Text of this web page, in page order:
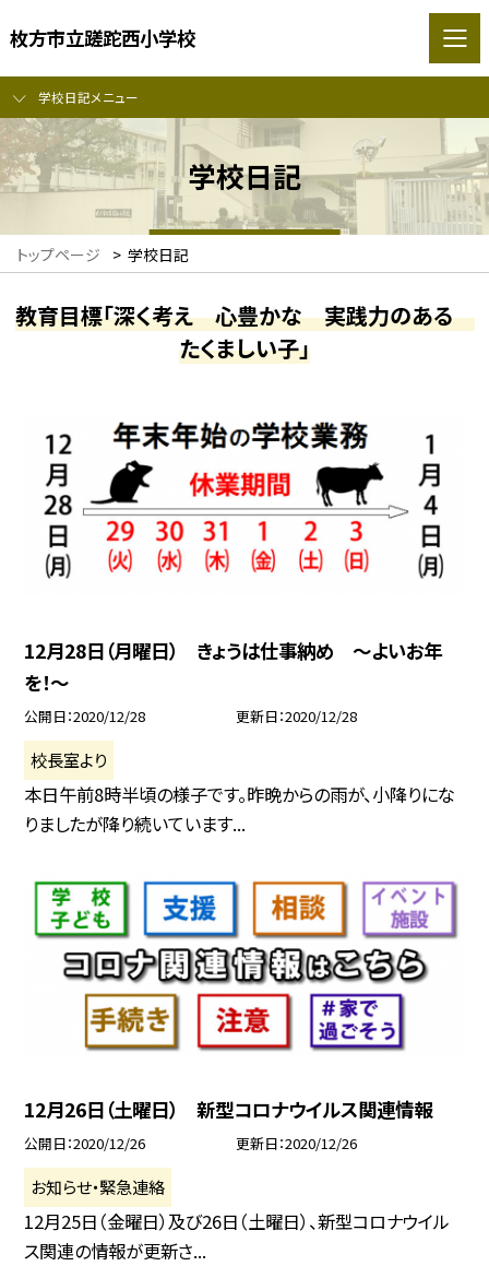
枚方市立蹉跎西小学校
学校日記メニュー
学校日記
トップページ > 学校日記
教育目標「深く考え 心豊かな 実践力のある
たくましい子」
12月28日（月曜日） きょうは仕事納め 〜よいお年
を！〜
公開日 2020/12/28 更新日 2020/12/28
校長室より
本日午前8時半頃の様子です。昨晩からの雨が、小降りにな
りましたが降り続いています...
12月26日（土曜日） 新型コロナウイルス関連情報
公開日 2020/12/26 更新日 2020/12/26
お知らせ・緊急連絡
12月25日（金曜日）及び26日（土曜日）、新型コロナウイル
ス関連の情報が更新さ...